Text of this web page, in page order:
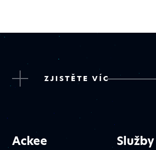
ZJISTĚTE VÍC
Ackee Služby